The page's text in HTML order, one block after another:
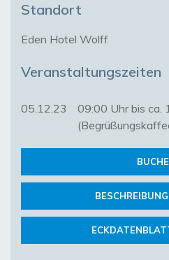
Standort
Eden Hotel Wolff
Veranstaltungszeiten
05.12.23
09:00 Uhr bis ca.